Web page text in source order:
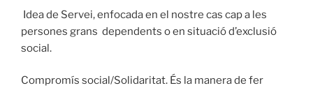
Idea de Servei, enfocada en el nostre cas cap a les
persones grans dependents o en situació d’exclusió
social.
Compromís social/Solidaritat. És la manera de fer